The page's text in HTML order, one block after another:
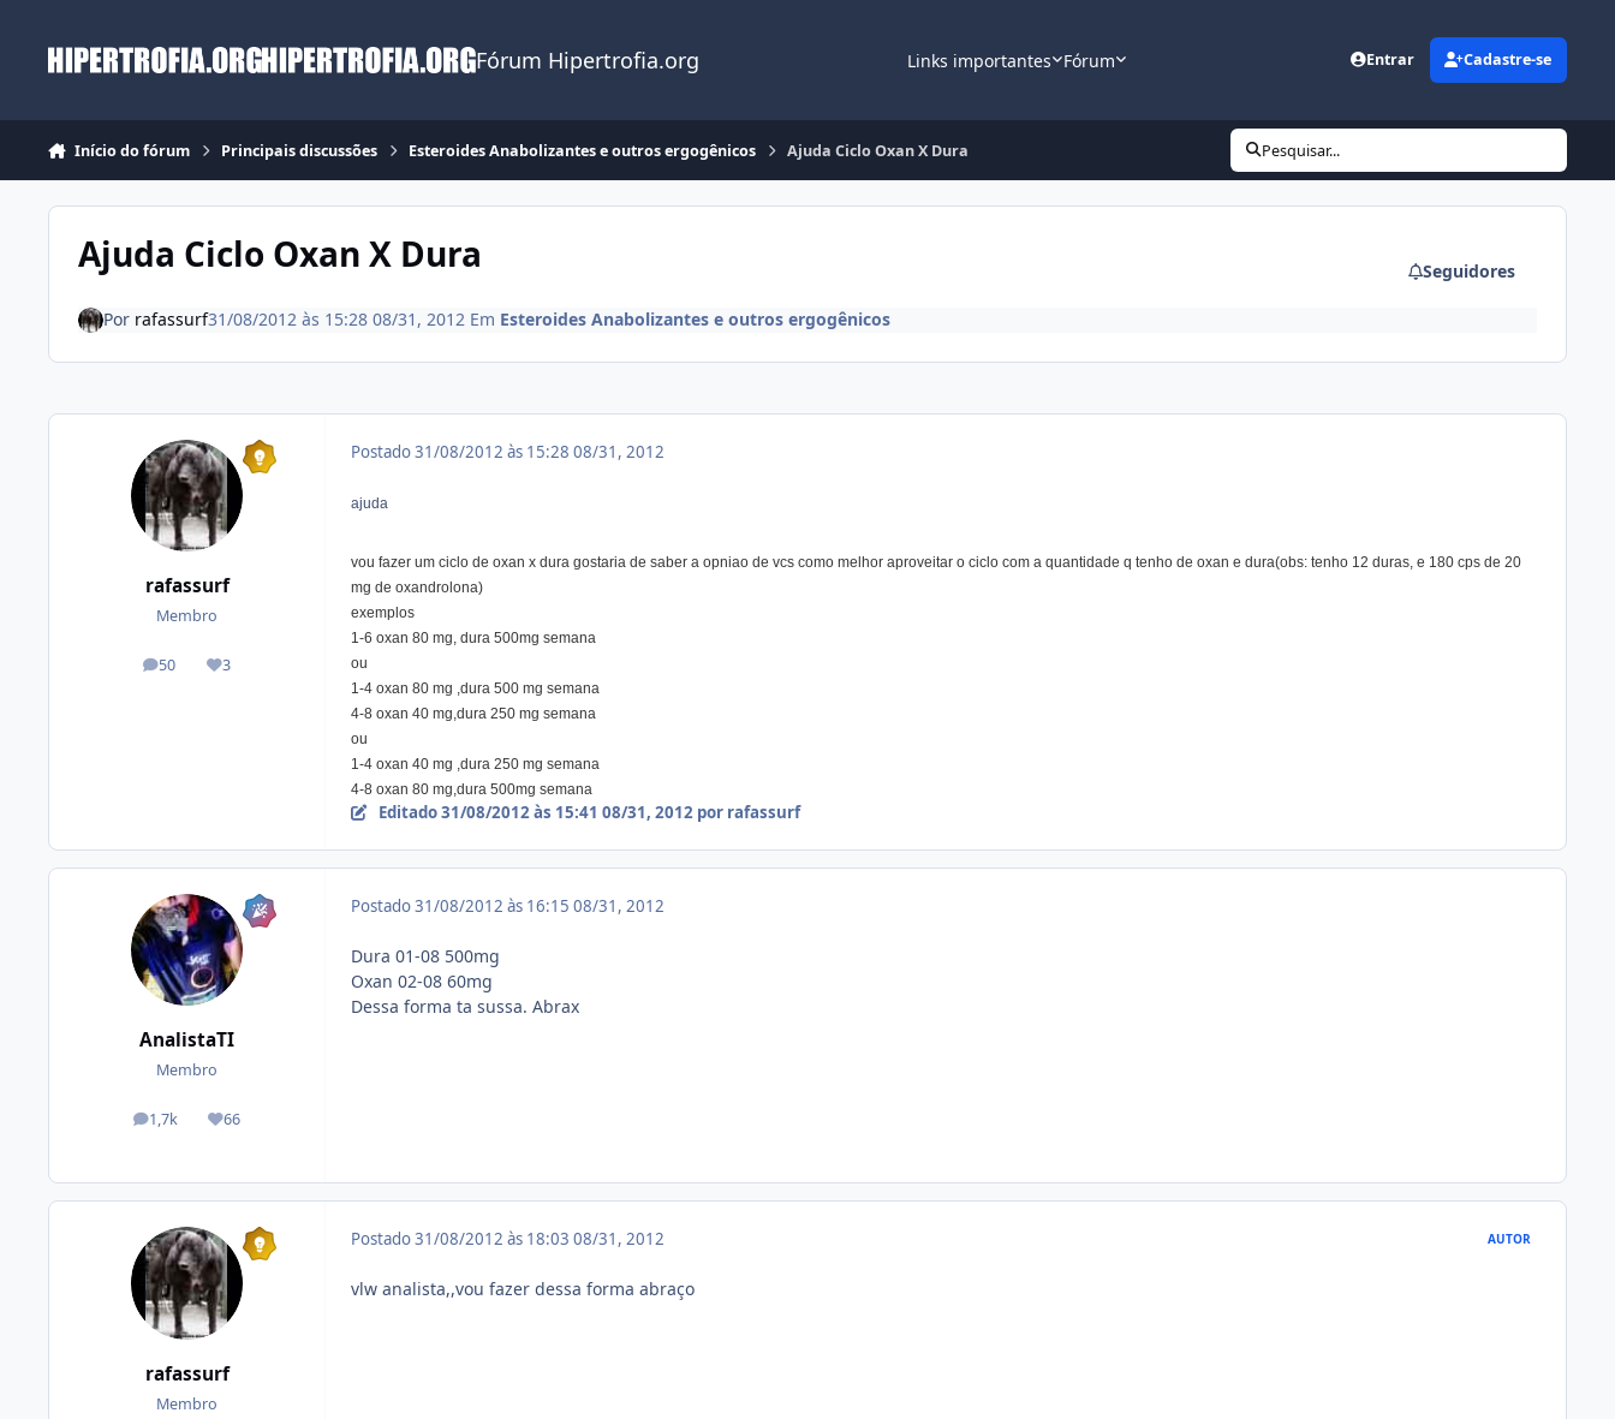
Fórum Hipertrofia.org Links importantes Fórum Entrar Cadastre-se
Início do fórum Principais discussões Esteroides Anabolizantes e outros ergogênicos Ajuda Ciclo Oxan X Dura Pesquisar...
Ajuda Ciclo Oxan X Dura Seguidores
Por rafassurf31/08/2012 às 15:28 08/31, 2012 Em Esteroides Anabolizantes e outros ergogênicos
rafassurf
Membro
50
posts 3
Reputação
Postado31/08/2012 às 15:28 08/31, 2012
ajuda
vou fazer um ciclo de oxan x dura gostaria de saber a opniao de vcs como melhor aproveitar o ciclo com a quantidade q tenho de oxan e dura(obs: tenho 12 duras, e 180 cps de 20
mg de oxandrolona)
exemplos
1-6 oxan 80 mg, dura 500mg semana
ou
1-4 oxan 80 mg ,dura 500 mg semana
4-8 oxan 40 mg,dura 250 mg semana
ou
1-4 oxan 40 mg ,dura 250 mg semana
4-8 oxan 80 mg,dura 500mg semana
Editado31/08/2012 às 15:41 08/31, 2012 por rafassurf
AnalistaTI
Membro
1,7k
posts 66
Reputação
Postado31/08/2012 às 16:15 08/31, 2012
Dura 01-08 500mg
Oxan 02-08 60mg
Dessa forma ta sussa. Abrax
rafassurf
Membro
Postado31/08/2012 às 18:03 08/31, 2012 AUTOR
vlw analista,,vou fazer dessa forma abraço